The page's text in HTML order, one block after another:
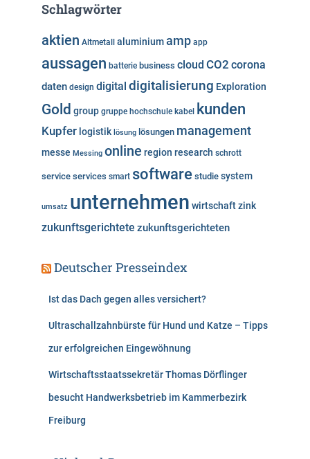
g
r
i
n
Schlagwörter
aktien Altmetall aluminiumamp app
aussagen batterie business cloud CO2 corona
daten design digital digitalisierung Exploration
Gold group gruppe hochschule kabel kunden
Kupfer logistik lösung lösungen management
messe Messing online region research schrott
service services smart software studie system
umsatz unternehmen wirtschaftzink
zukunftsgerichtete zukunftsgerichteten
Deutscher Presseindex
Ist das Dach gegen alles versichert?
Ultraschallzahnbürste für Hund und Katze – Tipps
zur erfolgreichen Eingewöhnung
Wirtschaftsstaatssekretär Thomas Dörflinger
besucht Handwerksbetrieb im Kammerbezirk
Freiburg